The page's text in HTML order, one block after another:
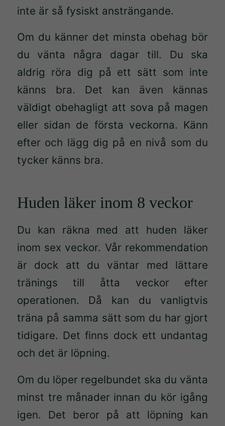
inte är så fysiskt ansträngande.
Om du känner det minsta obehag bör
du vänta några dagar till. Du ska
aldrig röra dig på ett sätt som inte
känns bra. Det kan även kännas
väldigt obehagligt att sova på magen
eller sidan de första veckorna. Känn
efter och lägg dig på en nivå som du
tycker känns bra.
Huden läker inom 8 veckor
Du kan räkna med att huden läker
inom sex veckor. Vår rekommendation
är dock att du väntar med lättare
tränings till åtta veckor efter
operationen. Då kan du vanligtvis
träna på samma sätt som du har gjort
tidigare. Det finns dock ett undantag
och det är löpning.
Om du löper regelbundet ska du vänta
minst tre månader innan du kör igång
igen. Det beror på att löpning kan